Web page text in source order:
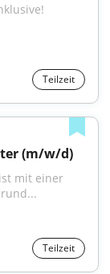
Teilzeit
(m/w/d)
mit einer
Teilzeit